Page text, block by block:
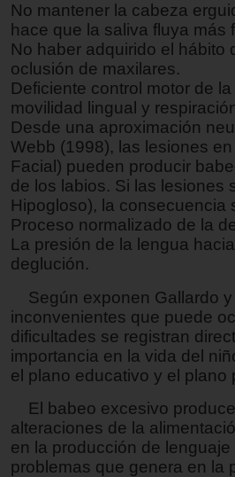
No mantener la cabeza
hace que la saliva fluya más
No haber adquirido el hábito
oclusión de maxilares.
Deficiente control motor de
movilidad lingual y
Desde una aproximación
Webb (1998), las lesiones
Facial) pueden producir
de los labios. Si las lesiones
Hipogloso), la consecuencia
Proceso normalizado de la
La presión de la lengua
deglución.
Según exponen Gallardo
inconvenientes que puede
dificultades se registran
importancia en la vida del
el plano educativo y el plano
El babeo excesivo
alteraciones de la
en la producción de
problemas que genera en la